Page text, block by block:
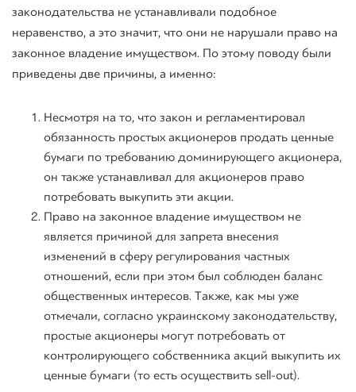
законодательства не устанавливали подобное
неравенство, а это значит, что они не нарушали право на
законное владение имуществом. По этому поводу были
приведены две причины, а именно:
Несмотря на то, что закон и регламентировал
обязанность простых акционеров продать ценные
бумаги по требованию доминирующего акционера,
он также устанавливал для акционеров право
потребовать выкупить эти акции.
Право на законное владение имуществом не
является причиной для запрета внесения
изменений в сферу регулирования частных
отношений, если при этом был соблюден баланс
общественных интересов. Также, как мы уже
отмечали, согласно украинскому законодательству,
простые акционеры могут потребовать от
контролирующего собственника акций выкупить их
ценные бумаги (то есть осуществить sell-out).